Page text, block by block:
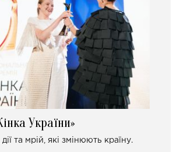
України»
дії та мрій, які змінюють країну.